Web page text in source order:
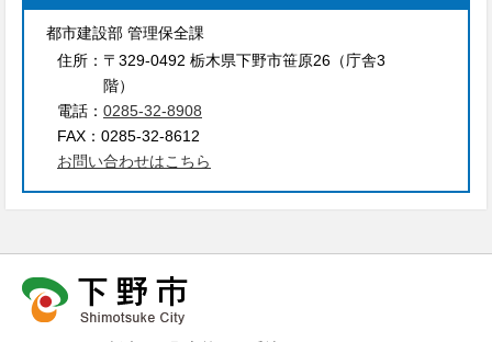
都市建設部 管理保全課
住所： 〒329-0492 栃木県下野市笹原26（庁舎3
階）
電話： 0285-32-8908
FAX： 0285-32-8612
お問い合わせはこちら